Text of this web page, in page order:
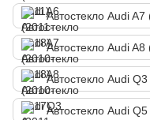
Автостекло Audi
Автостекло Audi
Автостекло Audi
Автостекло Audi